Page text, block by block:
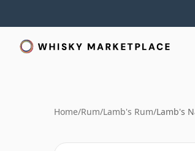
Home/Rum/Lamb's Rum/Lamb's